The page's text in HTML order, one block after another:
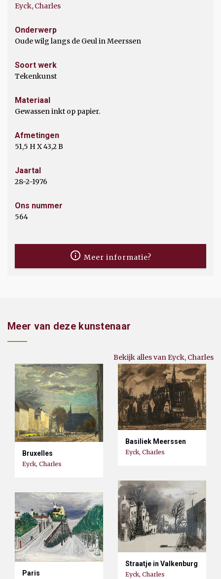
Eyck, Charles
Onderwerp
Oude wilg langs de Geul in Meerssen
Soort werk
Tekenkunst
Materiaal
Gewassen inkt op papier.
Afmetingen
51,5 H X 43,2 B
Jaartal
28-2-1976
Ons nummer
564
Meer informatie?
Meer van deze kunstenaar
Bekijk alles van Eyck, Charles
Bruxelles
Eyck, Charles
Basiliek Meerssen
Eyck, Charles
Straatje in Valkenburg
Eyck, Charles
Paris